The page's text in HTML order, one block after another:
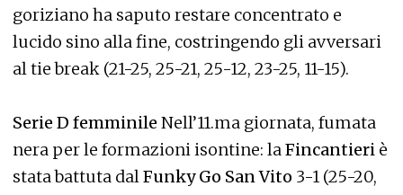
goriziano ha saputo restare concentrato e
lucido sino alla fine, costringendo gli avversari
al tie break (21-25, 25-21, 25-12, 23-25, 11-15).
Serie D femminile Nell’11.ma giornata, fumata
nera per le formazioni isontine: laFincantieri è
stata battuta dalFunky Go San Vito 3-1 (25-20,